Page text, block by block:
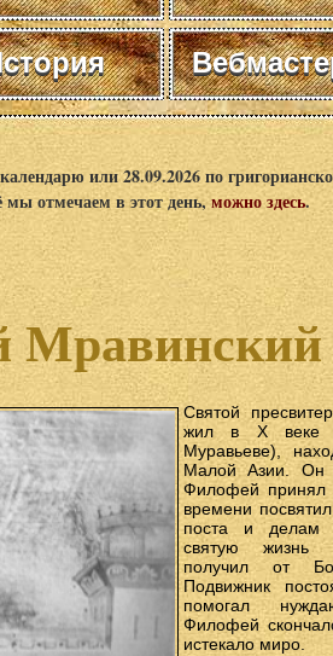
или 28.09.2026 по
мы отмечаем в этот день,можно здесь.
Святой
жил в Х веке
Муравьеве),
Малой Азии. Он
Филофей принял
времени
поста и делам
святую жизнь
получил от
Подвижник
помогал
Филофей
истекало миро.